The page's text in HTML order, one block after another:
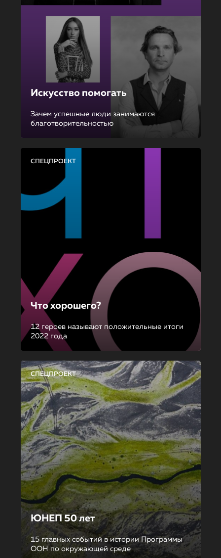
Искусство помогать
Зачем успешные люди занимаются
благотворительностью
СПЕЦПРОЕКТ
Что хорошего?
12 героев называют положительные итоги
2022 года
СПЕЦПРОЕКТ
ЮНЕП 50 лет
15 главных событий в истории Программы
ООН по окружающей среде